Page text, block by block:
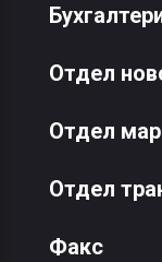
Отдел
Отдел
Отдел
Факс(8-